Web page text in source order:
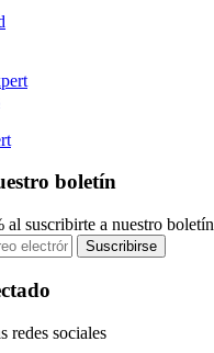
boletín
al suscribirte a nuestro boletín
Suscribirse
redes sociales